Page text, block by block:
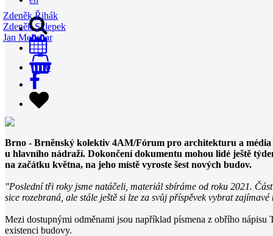
0
Zdeněk Řihák
Zdeněk Sklepek
Jan Melichar
Brno - Brněnský kolektiv 4AM/Fórum pro architekturu a
u hlavního nádraží. Dokončení dokumentu mohou lidé ještě
na začátku května, na jeho místě vyroste šest nových budov.
"Poslední tři roky jsme natáčeli, materiál sbíráme od roku 2021.
sice rozebraná, ale stále ještě si lze za svůj příspěvek vybrat
Mezi dostupnými odměnami jsou například písmena z obřího
existenci budovy.